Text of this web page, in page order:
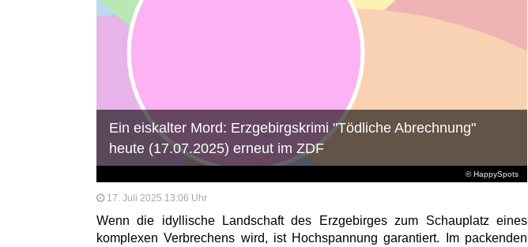
© HappySpots
Ein eiskalter Mord: Erzgebirgskrimi "Tödliche Abrechnung"
heute (17.07.2025) erneut im ZDF
17. Juli 2025 13:06 Uhr
Wenn die idyllische Landschaft des Erzgebirges zum Schauplatz eines
komplexen Verbrechens wird, ist Hochspannung garantiert. Im packenden